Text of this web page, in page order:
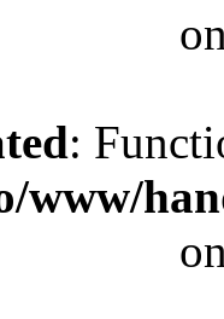
:
www/